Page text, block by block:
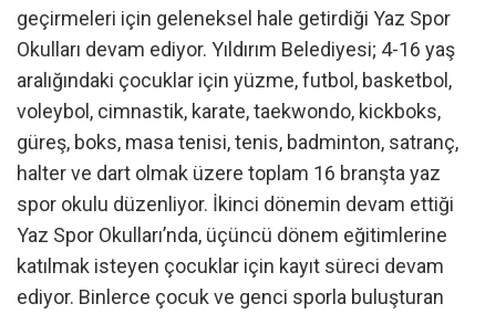
geçirmeleri için geleneksel hale getirdiği Yaz Spor
Okulları devam ediyor. Yıldırım Belediyesi; 4-16 yaş
aralığındaki çocuklar için yüzme, futbol, basketbol,
voleybol, cimnastik, karate, taekwondo, kickboks,
güreş, boks, masa tenisi, tenis, badminton, satranç,
halter ve dart olmak üzere toplam 16 branşta yaz
spor okulu düzenliyor. İkinci dönemin devam ettiği
Yaz Spor Okulları’nda, üçüncü dönem eğitimlerine
katılmak isteyen çocuklar için kayıt süreci devam
ediyor. Binlerce çocuk ve genci sporla buluşturan